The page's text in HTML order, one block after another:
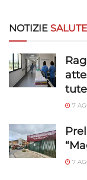
NOTIZIE
7
7